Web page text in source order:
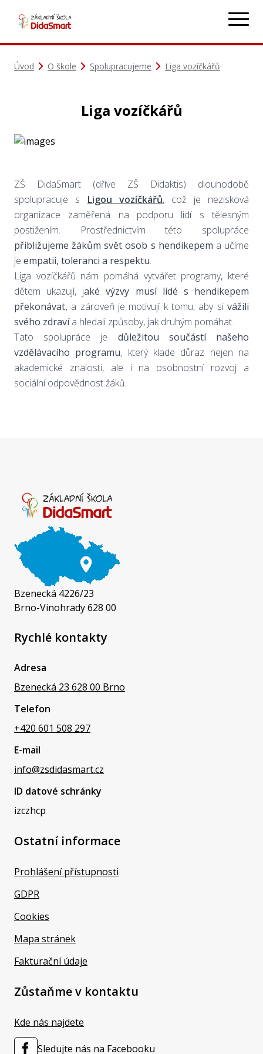
Úvod O škole Spolupracujeme Liga vozíčkářů
Liga vozíčkářů
ZŠ DidaSmart (dříve ZŠ Didaktis) dlouhodobě
spolupracuje s Ligou vozíčkářů, což je nezisková
organizace zaměřená na podporu lidí s tělesným
postižením. Prostřednictvím této spolupráce
přibližujeme žákům svět osob s hendikepem a učíme
je empatii, toleranci a respektu.
Liga vozíčkářů nám pomáhá vytvářet programy, které
dětem ukazují, jaké výzvy musí lidé s hendikepem
překonávat, a zároveň je motivují k tomu, aby si vážili
svého zdravía hledali způsoby, jak druhým pomáhat.
Tato spolupráce je důležitou součástí našeho
vzdělávacího programu, který klade důraz nejen na
akademické znalosti, ale i na osobnostní rozvoj a
sociální odpovědnost žáků.
Bzenecká 4226/23
Brno-Vinohrady 628 00
Rychlé kontakty
Adresa
Bzenecká 23 628 00 Brno
Telefon
+420 601 508 297
E-mail
info@zsdidasmart.cz
ID datové schránky
izczhcp
Ostatní informace
Prohlášení přístupnosti
GDPR
Cookies
Mapa stránek
Fakturační údaje
Zůstaňme v kontaktu
Kde nás najdete
Sledujte nás na Facebooku